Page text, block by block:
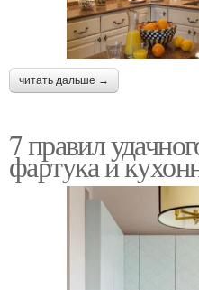
Фартук для белой
Деревянный фартук
читать дальше →
7 правил
фартука и